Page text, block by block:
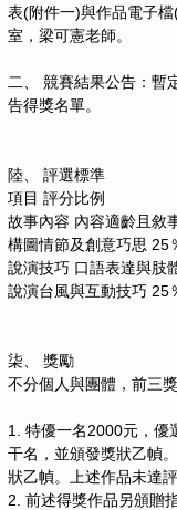
表(附件一)與作品電子
室，梁可憲老師。
二、 競賽結果公告：暫
告得獎名單。
陸、 評選標準
項目 評分比例
故事內容 內容適齡且敘
構圖情節及創意巧思 25
說演技巧 口語表達與肢
說演台風與互動技巧 25
柒、 獎勵
不分個人與團體，前三
1. 特優一名2000元，優
干名，並頒發獎狀乙幀
狀乙幀。上述作品未達
2. 前述得獎作品另頒贈